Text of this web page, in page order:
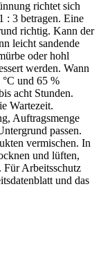
richtet sich
: 3 betragen. Eine
richtig. Kann der
leicht sandende
oder hohl
werden. Wann
und 65 %
acht Stunden.
Wartezeit.
Auftragsmenge
passen.
vermischen. In
und lüften,
Für Arbeitsschutz
und das